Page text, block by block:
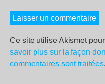
Ce site utilise Akismet
savoir plus sur la façon
commentaires sont traitées.